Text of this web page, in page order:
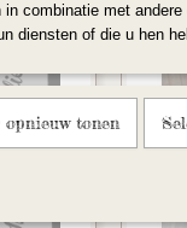
combinatie met
diensten of die u hen
tonen